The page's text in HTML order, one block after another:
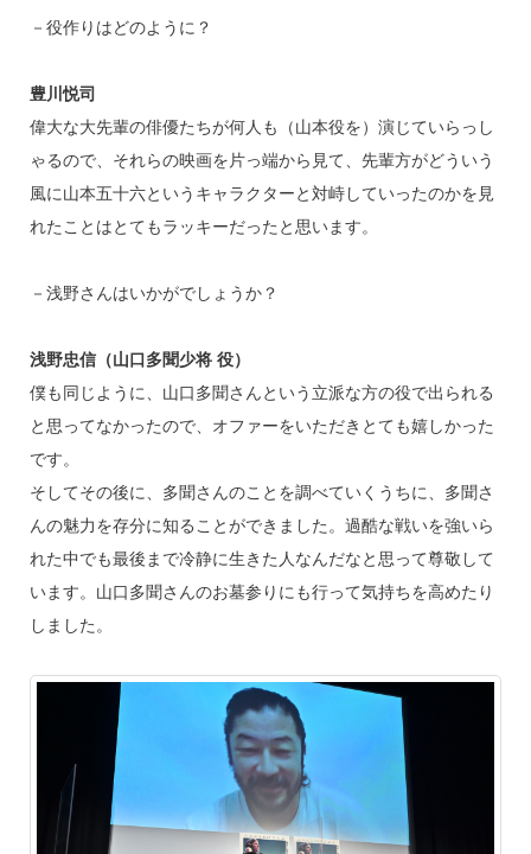
－役作りはどのように？
豊川悦司
偉大な大先輩の俳優たちが何人も（山本役を）演じていらっし
ゃるので、それらの映画を片っ端から見て、先輩方がどういう
風に山本五十六というキャラクターと対峙していったのかを見
れたことはとてもラッキーだったと思います。
－浅野さんはいかがでしょうか？
浅野忠信（山口多聞少将 役）
僕も同じように、山口多聞さんという立派な方の役で出られる
と思ってなかったので、オファーをいただきとても嬉しかった
です。
そしてその後に、多聞さんのことを調べていくうちに、多聞さ
んの魅力を存分に知ることができました。過酷な戦いを強いら
れた中でも最後まで冷静に生きた人なんだなと思って尊敬して
います。山口多聞さんのお墓参りにも行って気持ちを高めたり
しました。